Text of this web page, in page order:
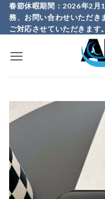
Skip
content
春節休暇期間：2026年2月
務、お問い合わせいただき
ご対応させていただきます。